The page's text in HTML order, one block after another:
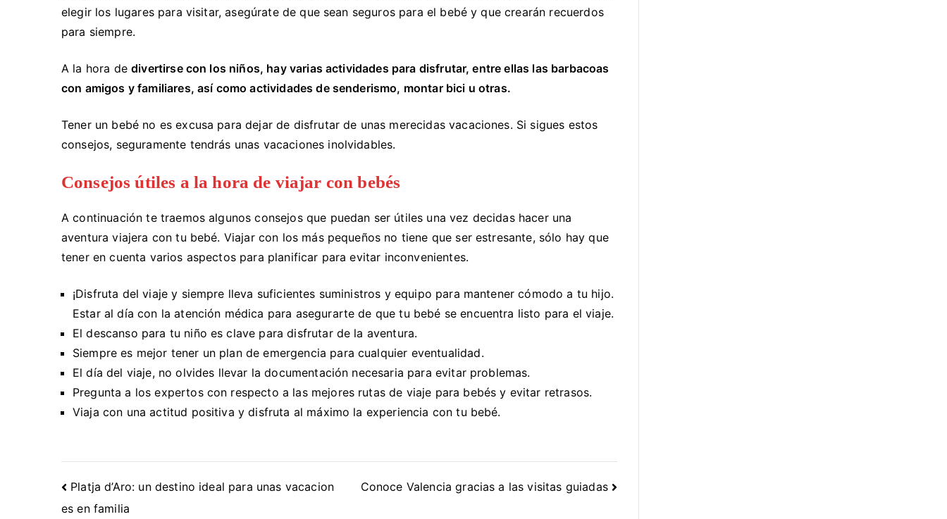
elegir los lugares para visitar, asegúrate de que sean seguros para el bebé y que crearán recuerdos
para siempre.
A la hora dedivertirse con los niños, hay varias actividades para disfrutar, entre ellas las barbacoas
con amigos y familiares, así como actividades de senderismo, montar bici u otras.
Tener un bebé no es excusa para dejar de disfrutar de unas merecidas vacaciones. Si sigues estos
consejos, seguramente tendrás unas vacaciones inolvidables.
Consejos útiles a la hora de viajar con bebés
A continuación te traemos algunos consejos que puedan ser útiles una vez decidas hacer una
aventura viajera con tu bebé. Viajar con los más pequeños no tiene que ser estresante, sólo hay que
tener en cuenta varios aspectos para planificar para evitar inconvenientes.
¡Disfruta del viaje y siempre lleva suficientes suministros y equipo para mantener cómodo a tu hijo.
Estar al día con la atención médica para asegurarte de que tu bebé se encuentra listo para el viaje.
El descanso para tu niño es clave para disfrutar de la aventura.
Siempre es mejor tener un plan de emergencia para cualquier eventualidad.
El día del viaje, no olvides llevar la documentación necesaria para evitar problemas.
Pregunta a los expertos con respecto a las mejores rutas de viaje para bebés y evitar retrasos.
Viaja con una actitud positiva y disfruta al máximo la experiencia con tu bebé.
Navegación
de
Platja d’Aro: un destino ideal para unas vacacion
es en familia
Conoce Valencia gracias a las visitas guiadas